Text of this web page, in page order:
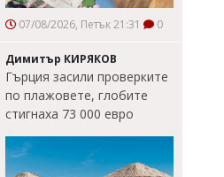
07/08/2026, Петък 21:31 0
Димитър КИРЯКОВ
Гърция засили проверките
по плажовете, глобите
стигнаха 73 000 евро